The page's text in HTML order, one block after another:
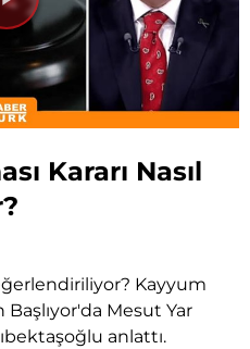
Videoyu
Oynat
Kararı Nasıl
Kayyum
Mesut Yar
anlattı.